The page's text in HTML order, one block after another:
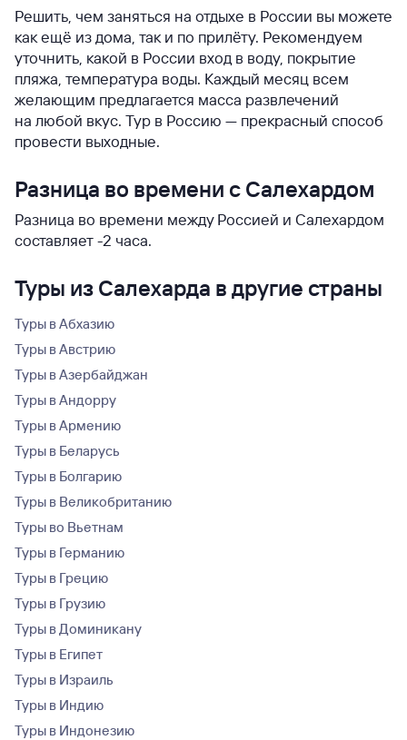
Решить, чем заняться на отдыхе в России вы можете
как ещё из дома, так и по прилёту. Рекомендуем
уточнить, какой в России вход в воду, покрытие
пляжа, температура воды. Каждый месяц всем
желающим предлагается масса развлечений
на любой вкус. Тур в Россию — прекрасный способ
провести выходные.
Разница во времени с Салехардом
Разница во времени между Россией и Салехардом
составляет -2 часа.
Туры из Салехарда в другие страны
Туры в Абхазию
Туры в Австрию
Туры в Азербайджан
Туры в Андорру
Туры в Армению
Туры в Беларусь
Туры в Болгарию
Туры в Великобританию
Туры во Вьетнам
Туры в Германию
Туры в Грецию
Туры в Грузию
Туры в Доминикану
Туры в Египет
Туры в Израиль
Туры в Индию
Туры в Индонезию